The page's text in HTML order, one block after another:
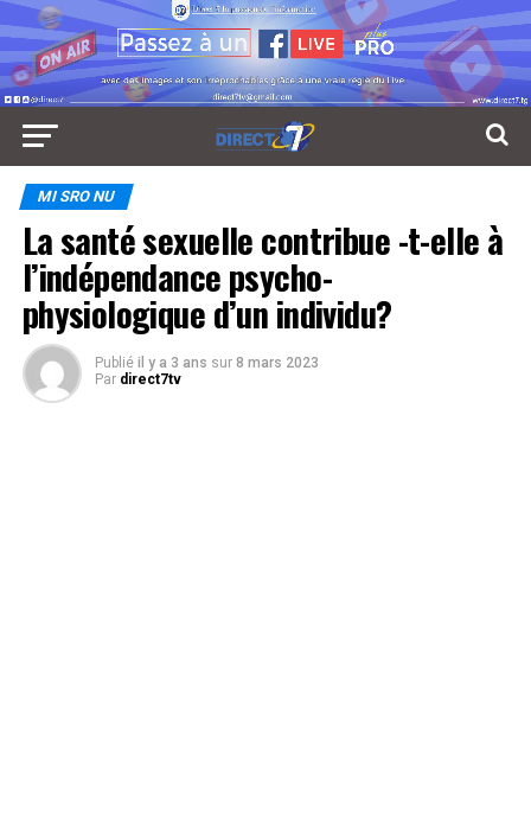
MI SRO NU
La santé sexuelle contribue -t-elle à
l’indépendance psycho-
physiologique d’un individu?
Publié il y a 3 ans sur 8 mars 2023
Par direct7tv